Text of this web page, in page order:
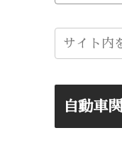
自動車